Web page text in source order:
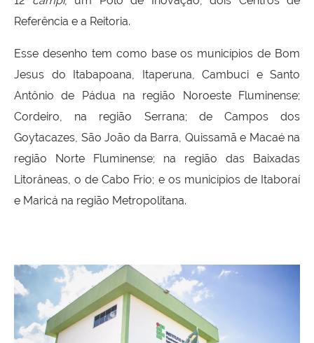
Referência e a Reitoria.
Esse desenho tem como base os municípios de Bom
Jesus do Itabapoana, Itaperuna, Cambuci e Santo
Antônio de Pádua na região Noroeste Fluminense;
Cordeiro, na região Serrana; de Campos dos
Goytacazes, São João da Barra, Quissamã e Macaé na
região Norte Fluminense; na região das Baixadas
Litorâneas, o de Cabo Frio; e os municípios de Itaboraí
e Maricá na região Metropolitana.